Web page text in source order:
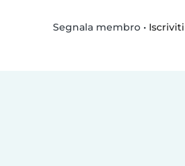
Segnala membro•